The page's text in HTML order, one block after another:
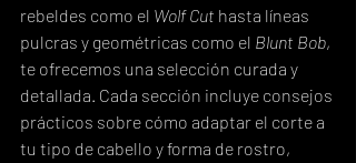
rebeldes como el Wolf Cut hasta líneas
pulcras y geométricas como el Blunt Bob,
te ofrecemos una selección curada y
detallada. Cada sección incluye consejos
prácticos sobre cómo adaptar el corte a
tu tipo de cabello y forma de rostro,